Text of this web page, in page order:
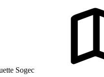
Sogec